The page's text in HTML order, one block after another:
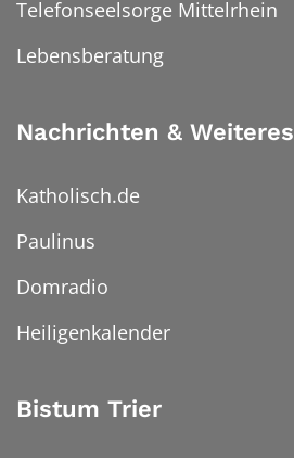
Telefonseelsorge Mittelrhein
Lebensberatung
Nachrichten & Weiteres
Katholisch.de
Paulinus
Domradio
Heiligenkalender
Bistum Trier